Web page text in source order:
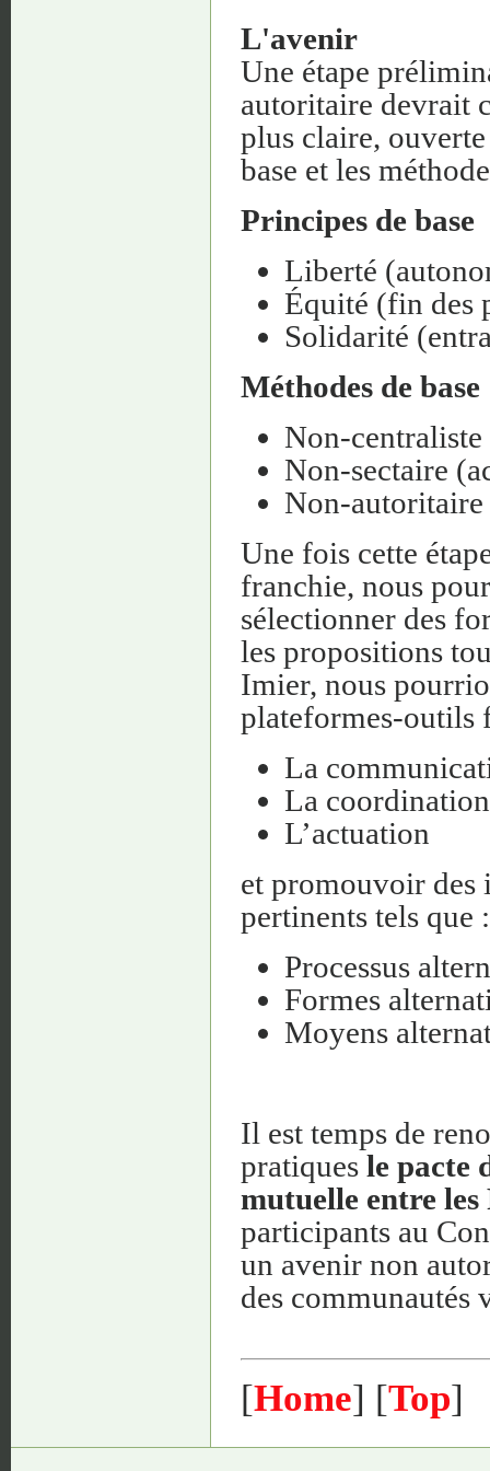
L'avenir
Une étape
autoritaire devrait
plus claire,
base et les
Principes de base
Liberté
Équité (fin des
Solidarité
Méthodes de base
Non-
Non-sectaire
Non-autoritaire
Une fois cette
franchie, nous
sélectionner des
les propositions
Imier, nous
plateformes-outils
La
La coordination
L’actuation
et promouvoir des
pertinents tels que :
Processus
Formes
Moyens
Il est temps de
pratiques le pacte
mutuelle entre
participants au
un avenir non
des communautés
[Home] [Top]